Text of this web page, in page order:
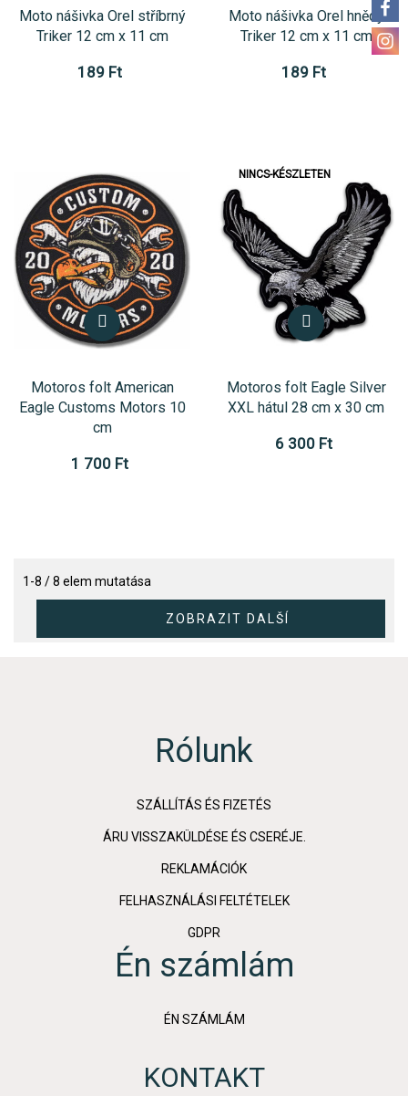
Moto nášivka Orel stříbrný
Triker 12 cm x 11 cm
189 Ft
Moto nášivka Orel hnědý
Triker 12 cm x 11 cm
189 Ft
Motoros folt American
Eagle Customs Motors 10
cm
1 700 Ft
NINCS-KÉSZLETEN
Motoros folt Eagle Silver
XXL hátul 28 cm x 30 cm
6 300 Ft
1-8 / 8 elem mutatása
Rólunk
SZÁLLÍTÁS ÉS FIZETÉS
ÁRU VISSZAKÜLDÉSE ÉS CSERÉJE.
REKLAMÁCIÓK
FELHASZNÁLÁSI FELTÉTELEK
GDPR
Én számlám
ÉN SZÁMLÁM
KONTAKT